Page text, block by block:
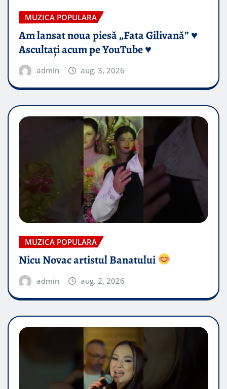
MUZICA POPULARA
Am lansat noua piesă „Fata Gilivană” ♥️
Ascultați acum pe YouTube ♥️
admin aug. 3, 2026
MUZICA POPULARA
Nicu Novac artistul Banatului
admin aug. 2, 2026